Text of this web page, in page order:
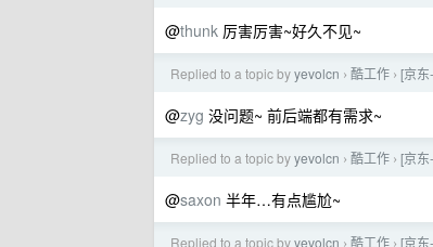
@thunk 厉害厉害~好久不见~
Replied to a topic byyevolcn › 酷工作 › [京东
@zyg 没问题~ 前后端都有需求~
Replied to a topic byyevolcn › 酷工作 › [京东
@saxon 半年…有点尴尬~
Replied to a topic byyevolcn › 酷工作 › [京东